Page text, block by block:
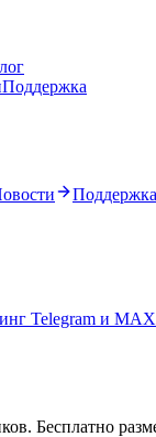
Поддержка
Поддержка
Telegram и MAX
Бесплатно